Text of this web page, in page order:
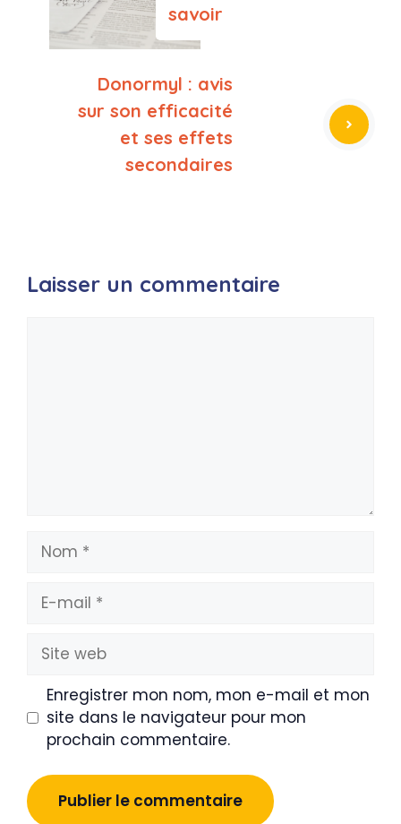
savoir
Donormyl : avis
sur son efficacité
et ses effets
secondaires
Laisser un commentaire
Nom
mail
Site
web
Enregistrer mon nom, mon e-mail et mon
site dans le navigateur pour mon
prochain commentaire.